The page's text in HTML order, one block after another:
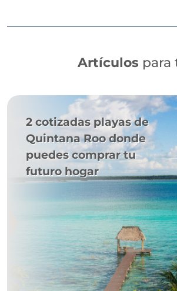
Artículos para
2 cotizadas playas de
Quintana Roo donde
puedes comprar tu
futuro hogar